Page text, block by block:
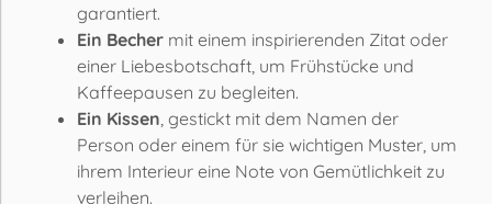
garantiert.
Ein Becher mit einem inspirierenden Zitat oder
einer Liebesbotschaft, um Frühstücke und
Kaffeepausen zu begleiten.
Ein Kissen , gestickt mit dem Namen der
Person oder einem für sie wichtigen Muster, um
ihrem Interieur eine Note von Gemütlichkeit zu
verleihen.